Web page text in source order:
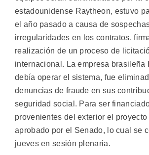
estadounidense Raytheon, estuvo
el año pasado a causa de
irregularidades en los contratos,
realización de un proceso de
internacional. La empresa brasileña
debía operar el sistema, fue
denuncias de fraude en sus
seguridad social. Para ser
provenientes del exterior el
aprobado por el Senado, lo cual se
jueves en sesión plenaria.